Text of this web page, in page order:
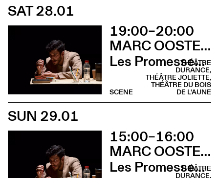
SAT 28.01
19:00–20:00
MARC OOSTERHOFF
Les Promesses de l’incertitude
THÉÂTRE
DURANCE,
THÉÂTRE JOLIETTE,
THÉÂTRE DU BOIS
DE L'AUNE
SCENE
SUN 29.01
15:00–16:00
MARC OOSTERHOFF
Les Promesses de l’incertitude
THÉÂTRE
DURANCE,